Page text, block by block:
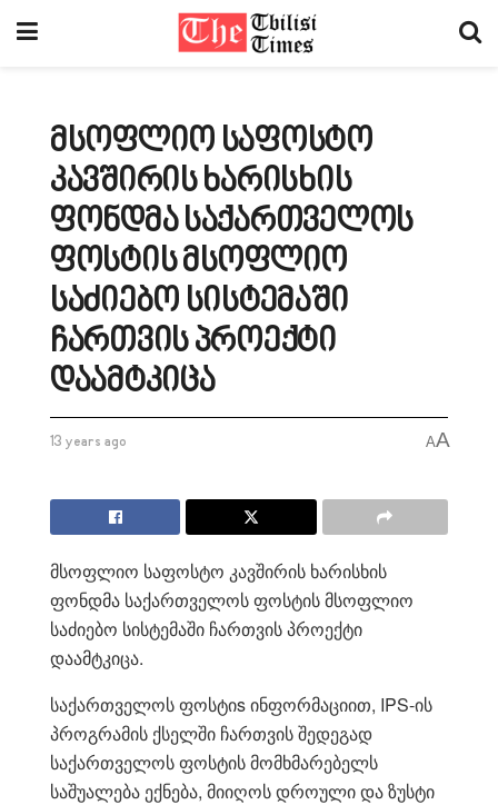
მსოფლიო საფოსტო
კავშირის ხარისხის
ფონდმა საქართველოს
ფოსტის მსოფლიო
საძიებო სისტემაში
ჩართვის პროექტი
დაამტკიცა
13 years ago AA
მსოფლიო საფოსტო კავშირის ხარისხის
ფონდმა საქართველოს ფოსტის მსოფლიო
საძიებო სისტემაში ჩართვის პროექტი
დაამტკიცა.
საქართველოს ფოსტიs ინფორმაციით, IPS-ის
პროგრამის ქსელში ჩართვის შედეგად
საქართველოს ფოსტის მომხმარებელს
საშუალება ექნება, მიიღოს დროული და ზუსტი